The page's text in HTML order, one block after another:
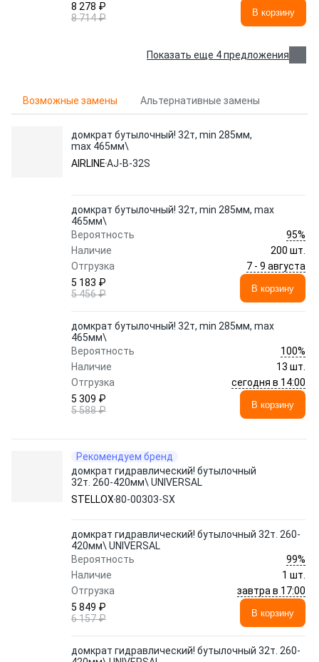
8 278 ₽
8 714 ₽
В корзину
Показать еще 4 предложения
Возможные замены Альтернативные замены
домкрат бутылочный! 32т, min 285мм,
max 465мм\
AIRLINEAJ-B-32S
домкрат бутылочный! 32т, min 285мм, max
465мм\
Вероятность
95%
Наличие
200 шт.
Отгрузка
7 - 9 августа
5 183 ₽
5 456 ₽
В корзину
домкрат бутылочный! 32т, min 285мм, max
465мм\
Вероятность
100%
Наличие
13 шт.
Отгрузка
сегодня в 14:00
5 309 ₽
5 588 ₽
В корзину
Рекомендуем бренд
домкрат гидравлический! бутылочный
32т. 260-420мм\ UNIVERSAL
STELLOX80-00303-SX
домкрат гидравлический! бутылочный 32т. 260-
420мм\ UNIVERSAL
Вероятность
99%
Наличие
1 шт.
Отгрузка
завтра в 17:00
5 849 ₽
6 157 ₽
В корзину
домкрат гидравлический! бутылочный 32т. 260-